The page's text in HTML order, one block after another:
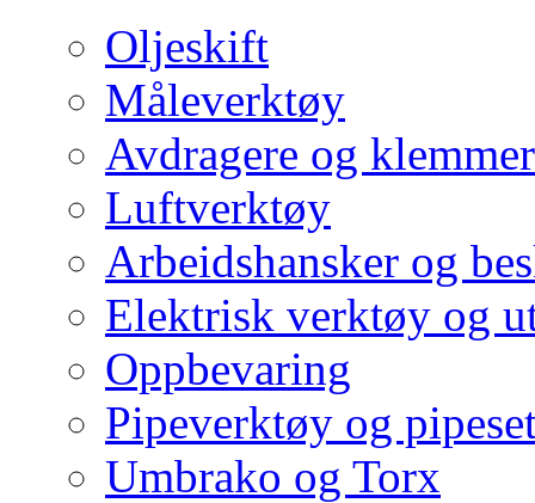
Oljeskift
Måleverktøy
Avdragere og klemmer
Luftverktøy
Arbeidshansker og
Elektrisk verktøy og
Oppbevaring
Pipeverktøy og
Umbrako og Torx